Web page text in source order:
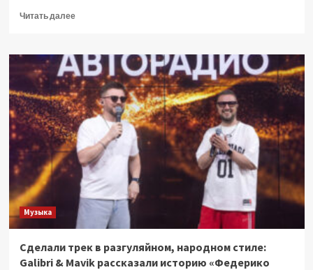
Читать далееПрочитать
Бывшая
Лепса
посмеялась
над
проигрышем
Виктории
Бони
Музыка
Сделали трек в разгуляйном, народном стиле:
Galibri & Mavik рассказали историю «Федерико